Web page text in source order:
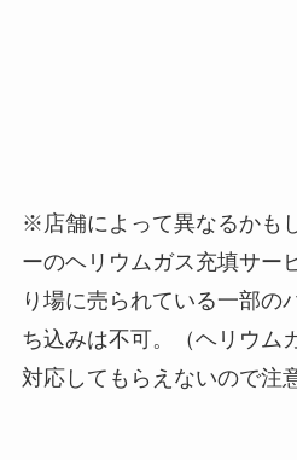
※店舗によって異なるかも
ーのヘリウムガス充填サー
り場に売られている一部の
ち込みは不可。（ヘリウム
対応してもらえないので注